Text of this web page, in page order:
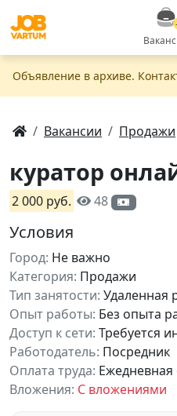
Объявление в apxивe.
Вакансии Продажи
куратор
2 000 руб. 48
Условия
Город: Не важно
Категория: Продажи
Тип занятости: Удаленная
Опыт работы: Без опыта
Доступ к сети: Требуется
Работодатель: Посредник
Оплата труда: Ежедневная
Вложения: С вложениями